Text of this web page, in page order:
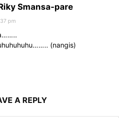
Smansa-pare
pm
(nangis)
A REPLY